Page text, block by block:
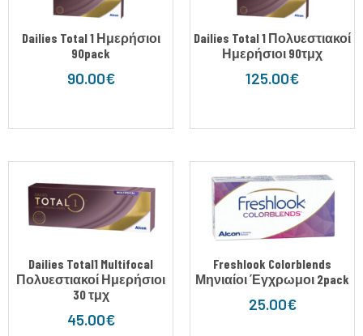
Dailies Total 1 Ημερήσιοι
90pack
90.00€
Dailies Total 1 Πολυεστιακοί
Ημερήσιοι 90τμχ
125.00€
Dailies Total1 Multifocal
Πολυεστιακοί Ημερήσιοι
30 τμχ
45.00€
Freshlook Colorblends
Μηνιαίοι Έγχρωμοι 2pack
25.00€